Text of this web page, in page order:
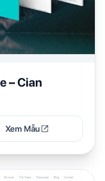
– Cian
Xem Mẫu